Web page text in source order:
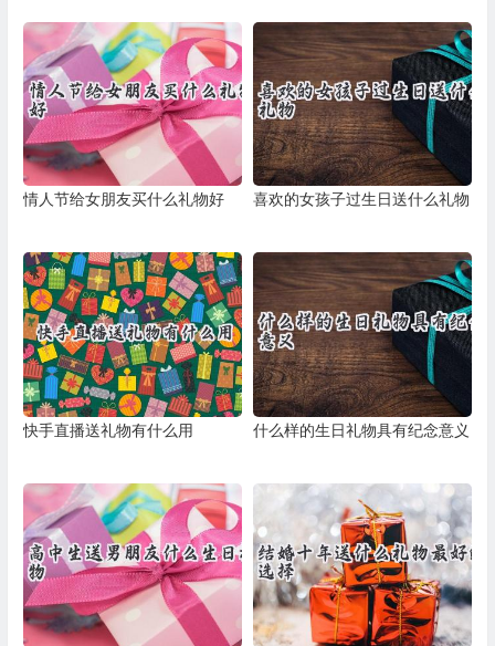
情人节给女朋友买什么礼物好 喜欢的女孩子过生日送什么礼物
快手直播送礼物有什么用 什么样的生日礼物具有纪念意义